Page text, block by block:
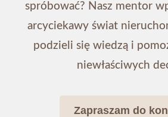
spróbować? Nasz mentor
arcyciekawy świat
podzieli się wiedzą i
niewłaściwych
Zapraszam do